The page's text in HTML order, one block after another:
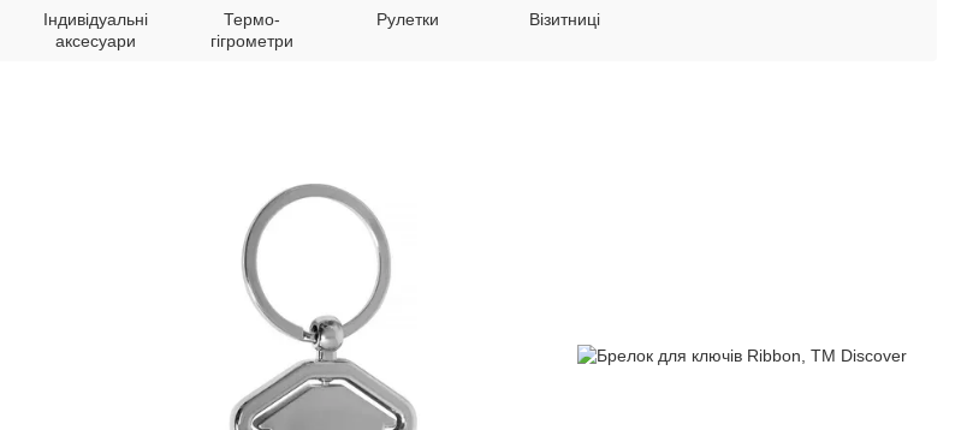
Індивідуальні
аксесуари
Термо-
гігрометри
Рулетки Візитниці